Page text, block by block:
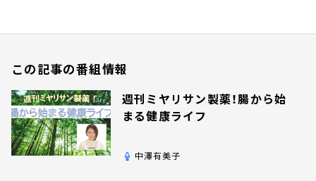
この記事の番組情報
週刊ミヤリサン製薬！腸から始
まる健康ライフ
中澤有美子